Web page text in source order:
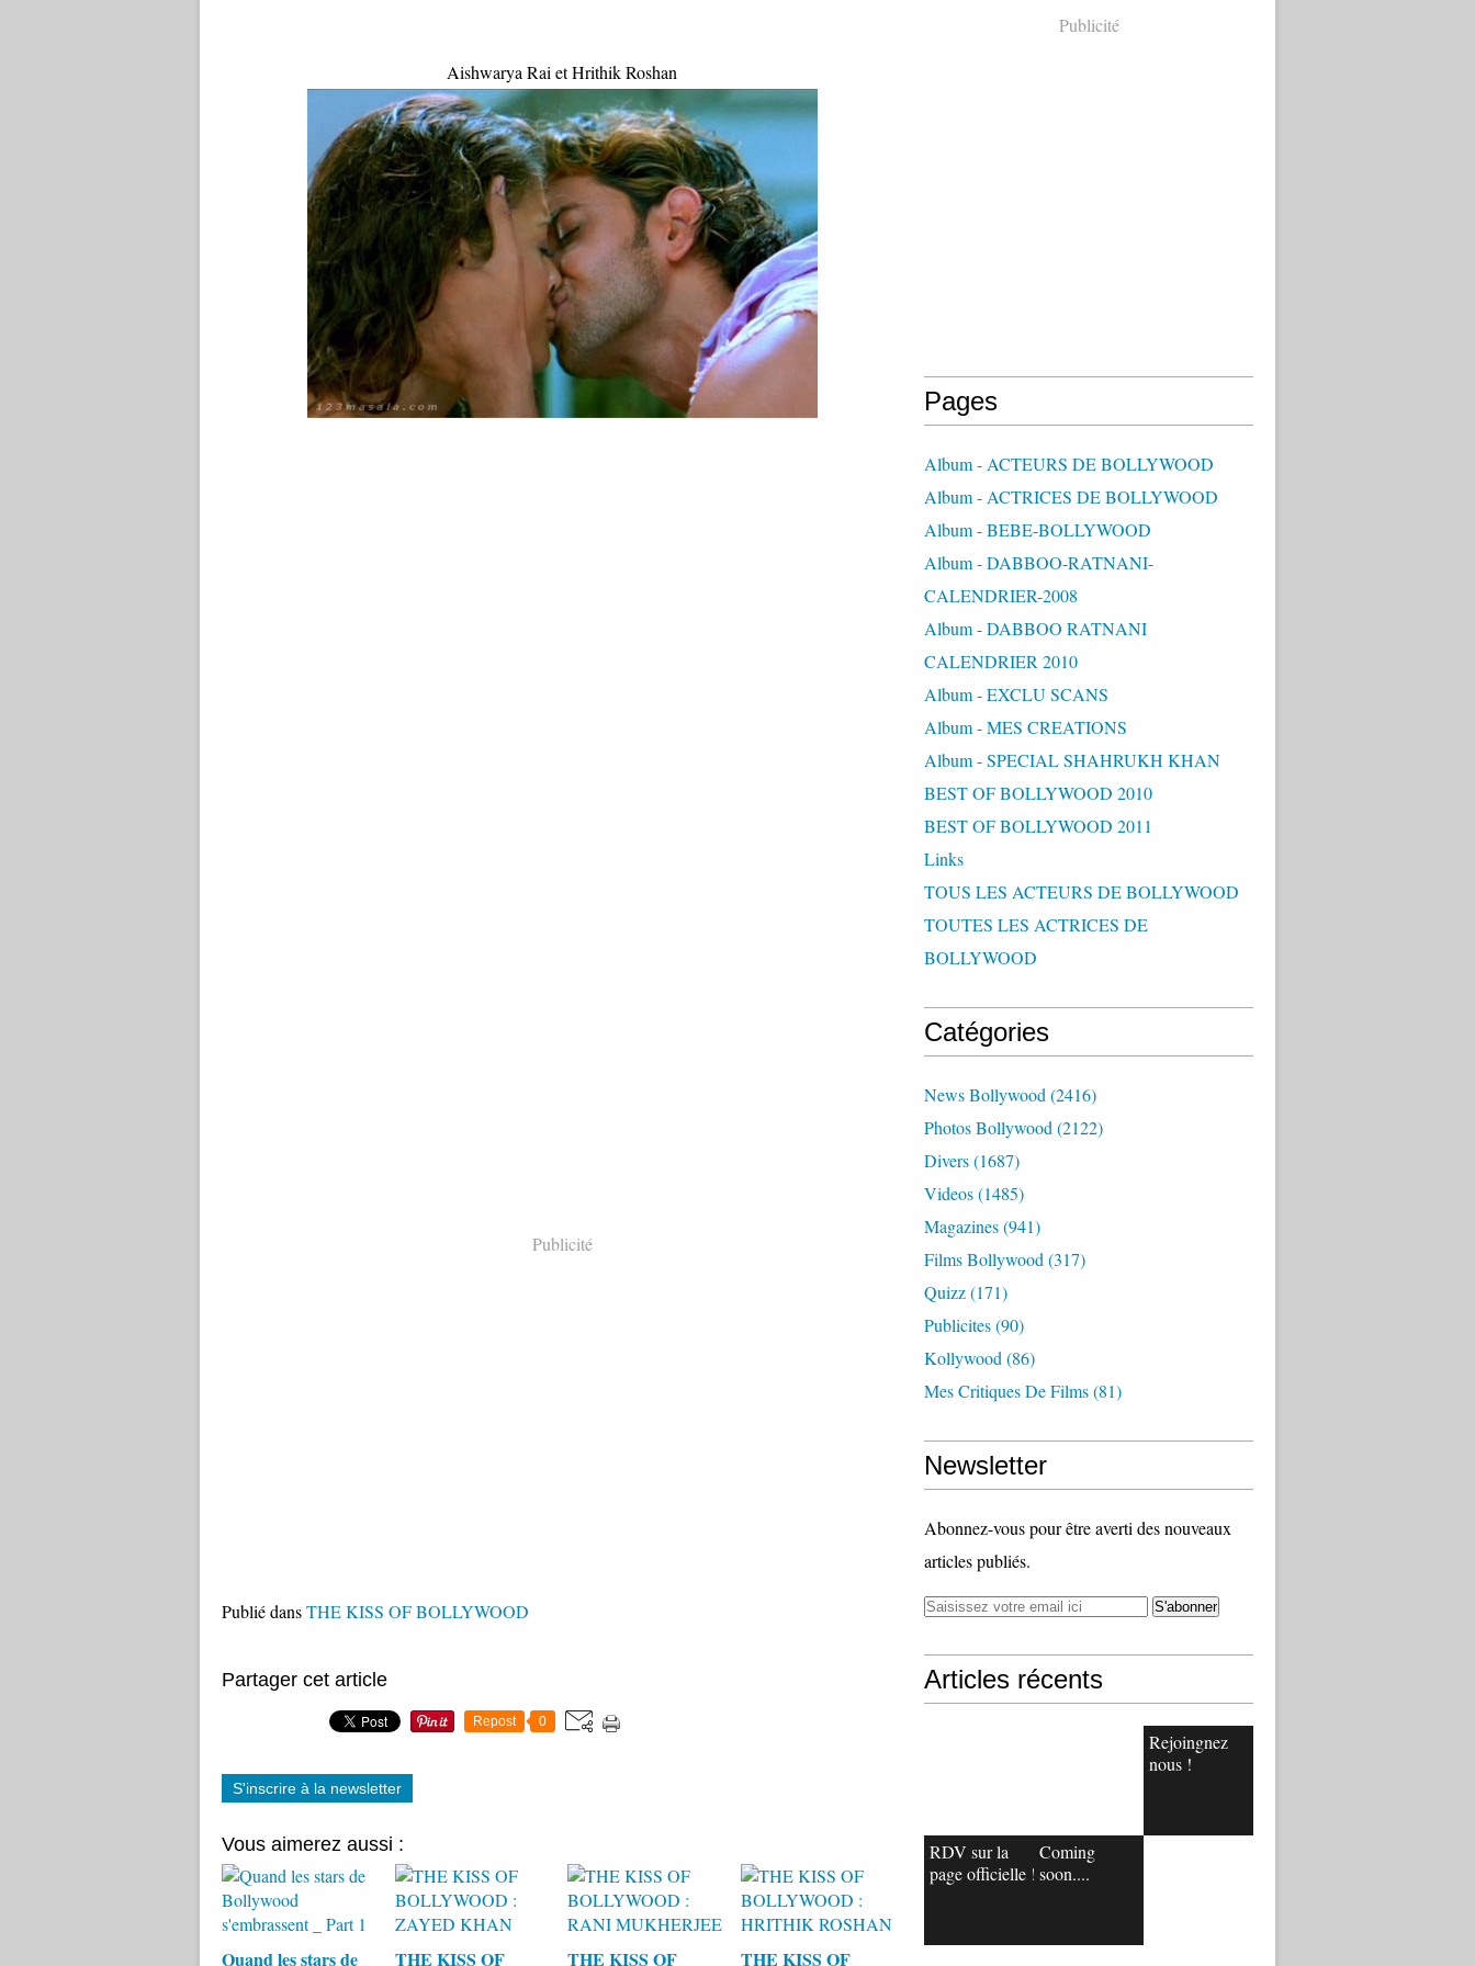
Aishwarya Rai et Hrithik Roshan
Publicité
Publié dansTHE KISS OF BOLLYWOOD
Partager cet article
Repost 0
S'inscrire à la newsletter
Vous aimerez aussi :
Quand les stars de THE KISS OF THE KISS OF THE KISS OF
Publicité
Pages
Album - ACTEURS DE BOLLYWOOD
Album - ACTRICES DE BOLLYWOOD
Album - BEBE-BOLLYWOOD
Album - DABBOO-RATNANI-
CALENDRIER-2008
Album - DABBOO RATNANI
CALENDRIER 2010
Album - EXCLU SCANS
Album - MES CREATIONS
Album - SPECIAL SHAHRUKH KHAN
BEST OF BOLLYWOOD 2010
BEST OF BOLLYWOOD 2011
Links
TOUS LES ACTEURS DE BOLLYWOOD
TOUTES LES ACTRICES DE
BOLLYWOOD
Catégories
News Bollywood (2416)
Photos Bollywood (2122)
Divers(1687)
Videos(1485)
Magazines(941)
Films Bollywood (317)
Quizz(171)
Publicites(90)
Kollywood (86)
Mes Critiques De Films(81)
Newsletter
Abonnez-vous pour être averti des nouveaux
articles publiés.
Articles récents
Rejoingnez
nous !
RDV sur la
page officielle !
Coming
soon....